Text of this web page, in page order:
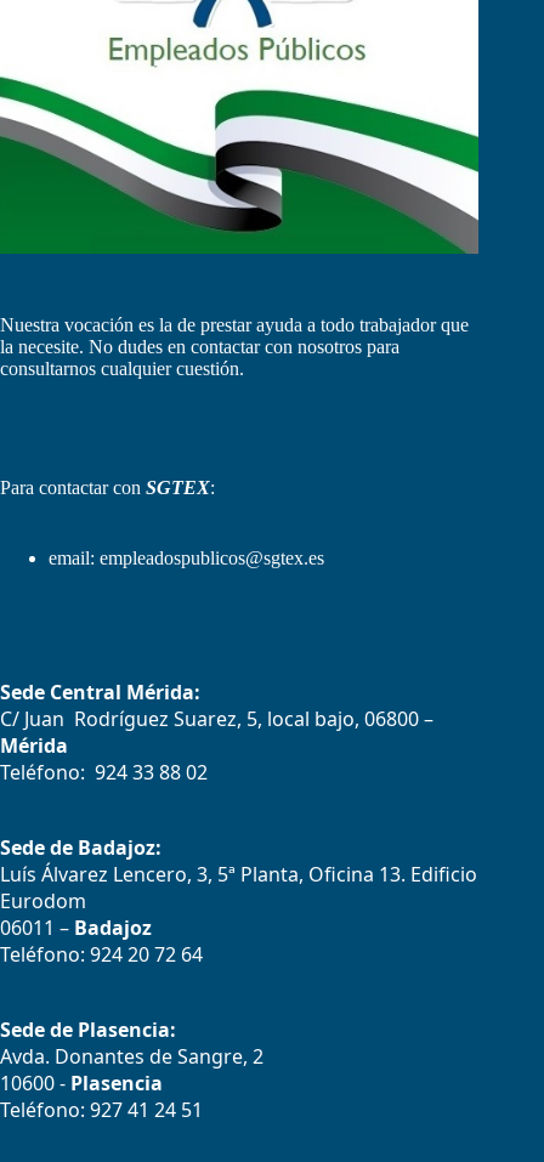
Nuestra vocación es la de prestar ayuda a todo trabajador que
la necesite. No dudes en contactar con nosotros para
consultarnos cualquier cuestión.
Para contactar con SGTEX:
email: empleadospublicos@sgtex.es
Sede Central Mérida:
C/ Juan Rodríguez Suarez, 5, local bajo, 06800 –
Mérida
Teléfono: 924 33 88 02
Sede de Badajoz:
Luís Álvarez Lencero, 3, 5ª Planta, Oficina 13. Edificio
Eurodom
06011 – Badajoz
Teléfono: 924 20 72 64
Sede de Plasencia:
Avda. Donantes de Sangre, 2
10600 - Plasencia
Teléfono: 927 41 24 51